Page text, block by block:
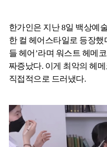
한가인은 지난 8일 백상예
한 컬 헤어스타일로 등장했
들 헤어’라며 워스트 헤메
짜증났다. 이게 최악의 헤
직접적으로 드러냈다.